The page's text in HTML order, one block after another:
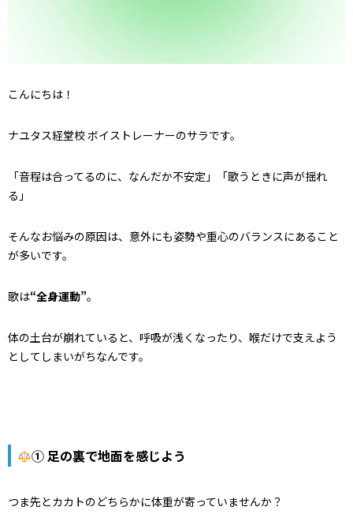
こんにちは！
ナユタス経堂校 ボイストレーナーのサラです。
「音程は合ってるのに、なんだか不安定」「歌うときに声が揺れ
る」
そんなお悩みの原因は、意外にも姿勢や重心のバランスにあること
が多いです。
歌は“全身運動”。
体の土台が崩れていると、呼吸が浅くなったり、喉だけで支えよう
としてしまいがちなんです。
① 足の裏で地面を感じよう
つま先とカカトのどちらかに体重が寄っていませんか？